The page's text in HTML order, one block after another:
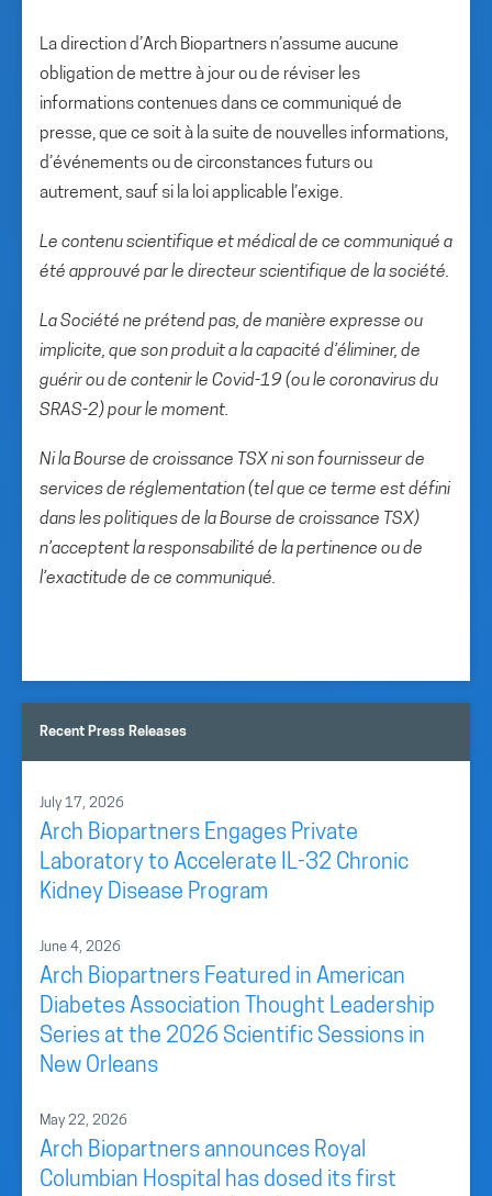
La direction d’Arch Biopartners n’assume aucune
obligation de mettre à jour ou de réviser les
informations contenues dans ce communiqué de
presse, que ce soit à la suite de nouvelles informations,
d’événements ou de circonstances futurs ou
autrement, sauf si la loi applicable l’exige.
Le contenu scientifique et médical de ce communiqué a
été approuvé par le directeur scientifique de la société.
La Société ne prétend pas, de manière expresse ou
implicite, que son produit a la capacité d’éliminer, de
guérir ou de contenir le Covid-19 (ou le coronavirus du
SRAS-2) pour le moment.
Ni la Bourse de croissance TSX ni son fournisseur de
services de réglementation (tel que ce terme est défini
dans les politiques de la Bourse de croissance TSX)
n’acceptent la responsabilité de la pertinence ou de
l’exactitude de ce communiqué.
Recent Press Releases
July 17, 2026
Arch Biopartners Engages Private
Laboratory to Accelerate IL-32 Chronic
Kidney Disease Program
June 4, 2026
Arch Biopartners Featured in American
Diabetes Association Thought Leadership
Series at the 2026 Scientific Sessions in
New Orleans
May 22, 2026
Arch Biopartners announces Royal
Columbian Hospital has dosed its first